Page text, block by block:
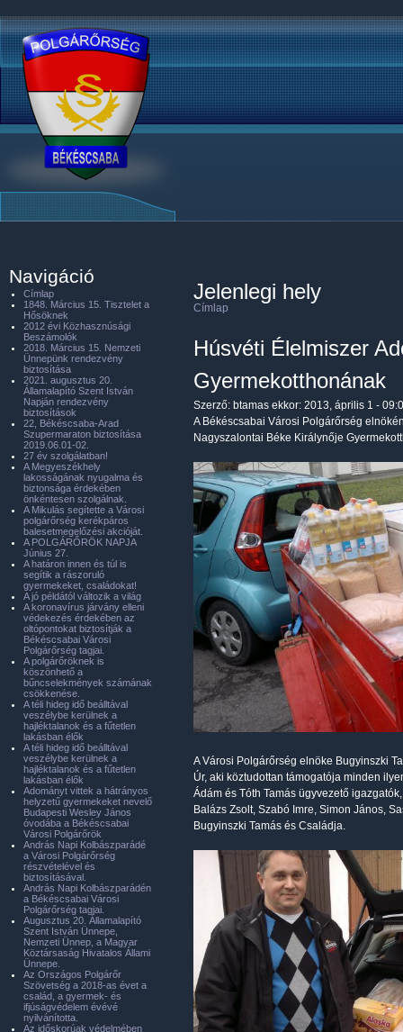
Jelenlegi hely
Címlap
Húsvéti Élelmiszer
Gyermekotthonának
Szerző: btamas ekkor: 2013, április 1 -
A Békéscsabai Városi Polgárőrség
Nagyszalontai Béke Királynője
A Városi Polgárőrség elnöke Bugyinszki
Úr, aki köztudottan támogatója minden
Ádám és Tóth Tamás ügyvezető
Balázs Zsolt, Szabó Imre, Simon János,
Bugyinszki Tamás és Családja.
Navigáció
Címlap
1848. Március 15. Tisztelet a
Hősöknek
2012 évi Közhasznúsági
Beszámolók
2018. Március 15. Nemzeti
Ünnepünk rendezvény
biztosítása
2021. augusztus 20.
Államalapító Szent István
Napján rendezvény
biztosítások
22, Békéscsaba-Arad
Szupermaraton biztosítása
2019.06.01-02.
27 év szolgálatban!
A Megyeszékhely
lakosságának nyugalma és
biztonsága érdekében
önkéntesen szolgálnak.
A Mikulás segítette a Városi
polgárőrség kerékpáros
balesetmegelőzési akcióját.
A POLGÁRŐRÖK NAPJA
Június 27.
A határon innen és túl is
segítik a rászoruló
gyermekeket, családokat!
A jó példától változik a világ
A koronavírus járvány elleni
védekezés érdekében az
oltópontokat biztosítják a
Békéscsabai Városi
Polgárőrség tagjai.
A polgárőröknek is
köszönhető a
bűncselekmények számának
csökkenése.
A téli hideg idő beálltával
veszélybe kerülnek a
hajléktalanok és a fűtetlen
lakásban élők
A téli hideg idő beálltával
veszélybe kerülnek a
hajléktalanok és a fűtetlen
lakásban élők
Adományt vittek a hátrányos
helyzetű gyermekeket nevelő
Budapesti Wesley János
óvodába a Békéscsabai
Városi Polgárőrök
András Napi Kolbászparádé
a Városi Polgárőrség
részvételével és
biztosításával.
András Napi Kolbászparádén
a Békéscsabai Városi
Polgárőrség tagjai.
Augusztus 20. Államalapító
Szent István Ünnepe,
Nemzeti Ünnep, a Magyar
Köztársaság Hivatalos Állami
Ünnepe.
Az Országos Polgárőr
Szövetség a 2018-as évet a
család, a gyermek- és
ifjúságvédelem évévé
nyilvánította.
Az időskorúak védelmében